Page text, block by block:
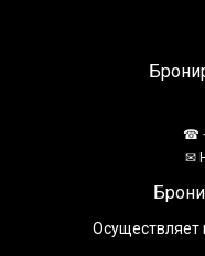
☎
✉
Осуществляет